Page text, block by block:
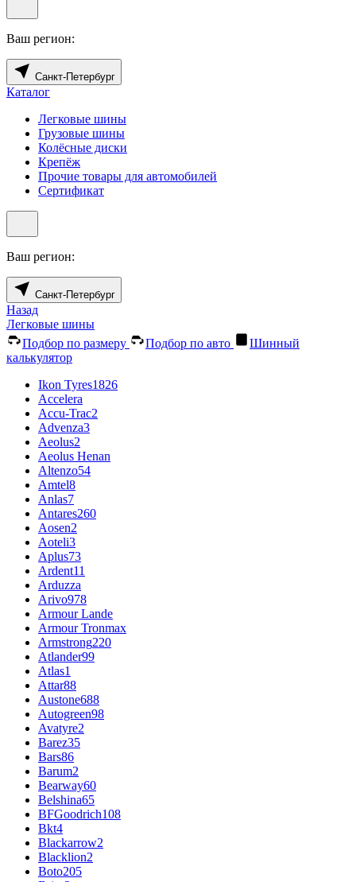
Ваш регион:
Санкт-Петербург
Каталог
Легковые шины
Грузовые шины
Колёсные диски
Крепёж
Прочие товары для автомобилей
Сертификат
Ваш регион:
Санкт-Петербург
Назад
Легковые шины
Подбор по размеру
Подбор по авто
Шинный
калькулятор
Ikon Tyres1826
Accelera
Accu-Trac2
Advenza3
Aeolus2
Aeolus Henan
Altenzo54
Amtel8
Anlas7
Antares260
Aosen2
Aoteli3
Aplus73
Ardent11
Arduzza
Arivo978
Armour Lande
Armour Tronmax
Armstrong220
Atlander99
Atlas1
Attar88
Austone688
Autogreen98
Avatyre2
Barez35
Bars86
Barum2
Bearway60
Belshina65
BFGoodrich108
Bkt4
Blackarrow2
Blacklion2
Boto205